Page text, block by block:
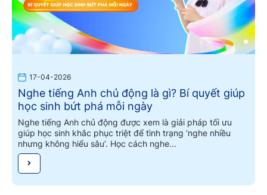
17-04-2026
Nghe tiếng Anh chủ động là gì? Bí quyết giúp
học sinh bứt phá mỗi ngày
Nghe tiếng Anh chủ động được xem là giải pháp tối ưu
giúp học sinh khắc phục triệt để tình trạng ‘nghe nhiều
nhưng không hiểu sâu’. Học cách nghe...